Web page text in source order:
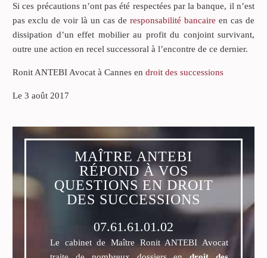
Si ces précautions n’ont pas été respectées par la banque, il n’est
pas exclu de voir là un cas de responsabilité bancaire en cas de
dissipation d’un effet mobilier au profit du conjoint survivant,
outre une action en recel successoral à l’encontre de ce dernier.
Ronit ANTEBI Avocat à Cannes en droit des successions
Le 3 août 2017
MAÎTRE ANTEBI
RÉPOND À VOS
QUESTIONS EN DROIT
DES SUCCESSIONS
07.61.61.01.02
Le cabinet de Maître Ronit ANTEBI Avocat